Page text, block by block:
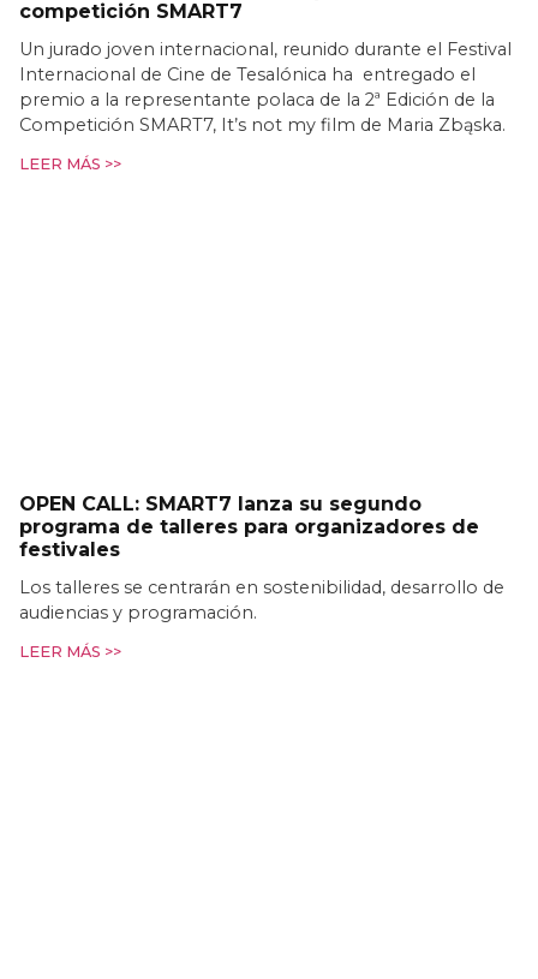
competición SMART7
Un jurado joven internacional, reunido durante el Festival
Internacional de Cine de Tesalónica ha entregado el
premio a la representante polaca de la 2ª Edición de la
Competición SMART7, It’s not my film de Maria Zbąska.
LEER MÁS >>
OPEN CALL: SMART7 lanza su segundo
programa de talleres para organizadores de
festivales
Los talleres se centrarán en sostenibilidad, desarrollo de
audiencias y programación.
LEER MÁS >>